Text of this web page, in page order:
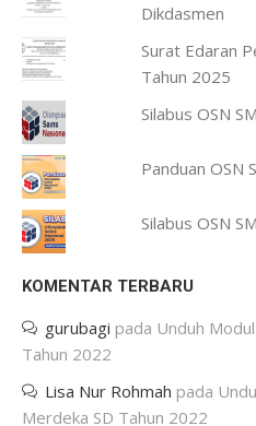
Dikdasmen
Surat Edaran
Tahun 2025
Silabus OSN
Panduan OSN
Silabus OSN
KOMENTAR TERBARU
gurubagi pada Unduh
Tahun 2022
Lisa Nur Rohmah pada
Merdeka SD Tahun 2022